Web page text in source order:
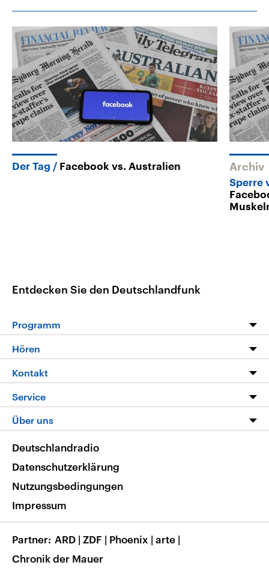
Der Tag Facebook vs. Australien Archiv
Sperre
Entdecken Sie den Deutschlandfunk
Programm
Die Nachrichten
Nachrichtenleicht
Neue Beiträge auf dlf.de
Hören
Livestream
Podcasts
Deutschlandfunk App
Nachrichten App
Frequenzen
Kontakt
Service
FAQ
Veranstaltungen
Musikliste
RSS
Über uns
Barrierefreiheit
Deutschlandradio
Datenschutzerklärung
Nutzungsbedingungen
Impressum
Partner ARD | ZDF | Phoenix | arte |
Chronik der Mauer